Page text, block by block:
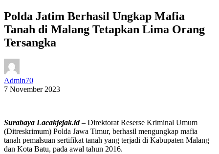
Polda Jatim Berhasil Ungkap Mafia
Tanah di Malang Tetapkan Lima Orang
Tersangka
Admin70
7 November 2023
Surabaya Lacakjejak.id– Direktorat Reserse Kriminal Umum
(Ditreskrimum) Polda Jawa Timur, berhasil mengungkap mafia
tanah pemalsuan sertifikat tanah yang terjadi di Kabupaten Malang
dan Kota Batu, pada awal tahun 2016.